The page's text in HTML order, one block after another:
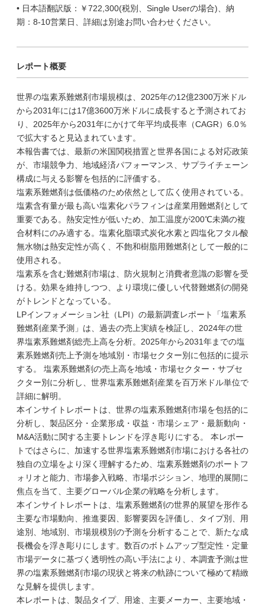
• 日本語翻訳版：￥722,300(税別、Single Userの場合)、納
期：8-10営業日、詳細は別途お問い合わせください。
レポート概要
世界の塩素系難燃剤市場規模は、2025年の12億2300万米ドル
から2031年には17億3600万米ドルに成長すると予測されてお
り、2025年から2031年にかけて年平均成長率（CAGR）6.0％
で拡大すると見込まれています。
本報告書では、最新の米国関税措置と世界各国による対応政策
が、市場競争力、地域経済パフォーマンス、サプライチェーン
構成に与える影響を包括的に評価する。
塩素系難燃剤は低価格のため依然として広く使用されている。
塩素含有量が最も高い塩素化パラフィンは産業用難燃剤として
重要である。熱安定性が低いため、加工温度が200℃未満の複
合材料にのみ適する。塩素化脂環式炭化水素と四塩化フタル酸
無水物は熱安定性が高く、不飽和樹脂用難燃剤として一般的に
使用される。
塩素系を含む難燃剤市場は、防火規制と消費者意識の影響を受
ける。効果を維持しつつ、より環境に優しい代替難燃剤の開発
がトレンドとなっている。
LPインフォメーション社（LPI）の最新調査レポート「塩素系
難燃剤産業予測」は、過去の売上実績を検証し、2024年の世
界塩素系難燃剤総売上高を分析。2025年から2031年までの塩
素系難燃剤売上予測を地域別・市場セクター別に包括的に提示
する。 塩素系難燃剤の売上高を地域・市場セクター・サブセ
クター別に分析し、世界塩素系難燃剤産業を百万米ドル単位で
詳細に解明。
本インサイトレポートは、世界の塩素系難燃剤市場を包括的に
分析し、製品区分・企業形成・収益・市場シェア・最新動向・
M&A活動に関する主要トレンドを浮き彫りにする。 本レポー
トではさらに、加速する世界塩素系難燃剤市場における各社の
独自の立場をより深く理解するため、塩素系難燃剤のポートフ
ォリオと能力、市場参入戦略、市場ポジション、地理的展開に
焦点を当て、主要グローバル企業の戦略を分析します。
本インサイトレポートは、塩素系難燃剤の世界的展望を形作る
主要な市場動向、推進要因、影響要因を評価し、タイプ別、用
途別、地域別、市場規模別の予測を分析することで、新たな成
長機会を浮き彫りにします。数百のボトムアップ型定性・定量
市場データに基づく透明性の高い手法により、本調査予測は世
界の塩素系難燃剤市場の現状と将来の軌跡について極めて精緻
な見解を提供します。
本レポートは、製品タイプ、用途、主要メーカー、主要地域・